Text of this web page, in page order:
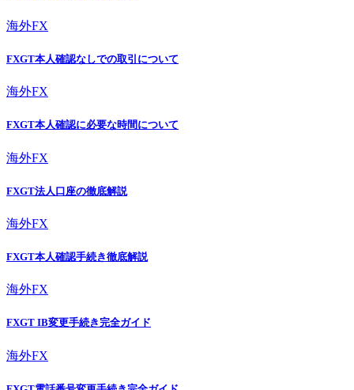
海外FX
FXGT本人確認なしでの取引について
海外FX
FXGT本人確認に必要な時間について
海外FX
FXGT法人口座の徹底解説
海外FX
FXGT本人確認手続き徹底解説
海外FX
FXGT IB変更手続き完全ガイド
海外FX